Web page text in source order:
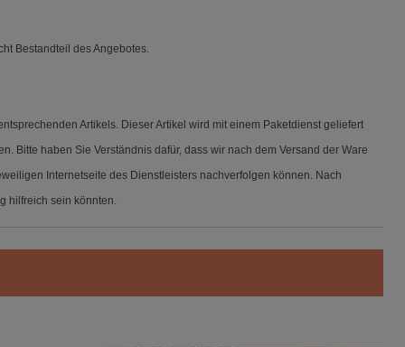
Bestandteil des Angebotes.
Artikels. Dieser Artikel wird mit einem Paketdienst geliefert
Bitte haben Sie Verständnis dafür, dass wir nach dem Versand der Ware
Internetseite des Dienstleisters nachverfolgen können. Nach
hilfreich sein könnten.